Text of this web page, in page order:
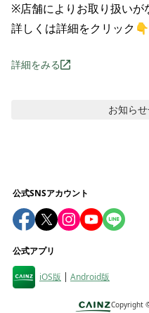
※店舗によりお取り扱いが
詳しくは詳細をクリック👇
詳細をみる
お知らせ
公式SNSアカウント
公式アプリ
iOS版 Android版
Copyright